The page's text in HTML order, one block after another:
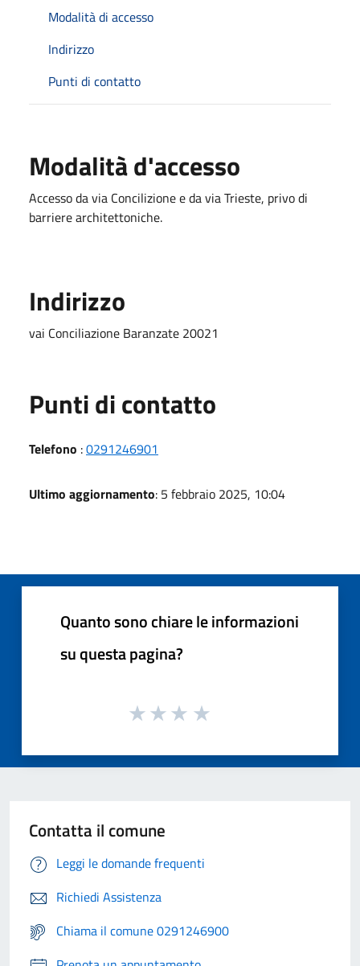
Modalità di accesso
Indirizzo
Punti di contatto
Modalità d'accesso
Accesso da via Concilizione e da via Trieste, privo di
barriere architettoniche.
Indirizzo
vai Conciliazione Baranzate 20021
Punti di contatto
Telefono :0291246901
Ultimo aggiornamento: 5 febbraio 2025, 10:04
Quanto sono chiare le informazioni
su questa pagina?
Contatta il comune
Leggi le domande frequenti
Richiedi Assistenza
Chiama il comune 0291246900